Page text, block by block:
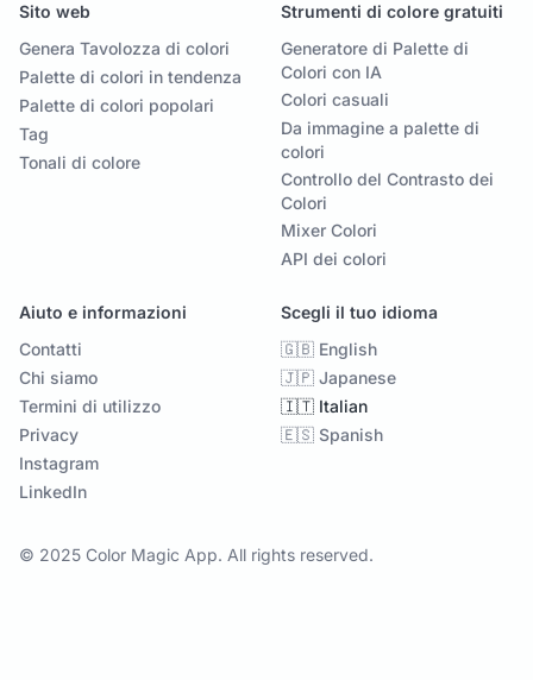
Sito web
Genera Tavolozza di colori
Palette di colori in tendenza
Palette di colori popolari
Tag
Tonali di colore
Strumenti di colore gratuiti
Generatore di Palette di
Colori con IA
Colori casuali
Da immagine a palette di
colori
Controllo del Contrasto dei
Colori
Mixer Colori
API dei colori
Aiuto e informazioni
Contatti
Chi siamo
Termini di utilizzo
Privacy
Instagram
LinkedIn
Scegli il tuo idioma
🇬🇧 English
🇯🇵 Japanese
🇮🇹 Italian
🇪🇸 Spanish
© 2025 Color Magic App. All rights reserved.